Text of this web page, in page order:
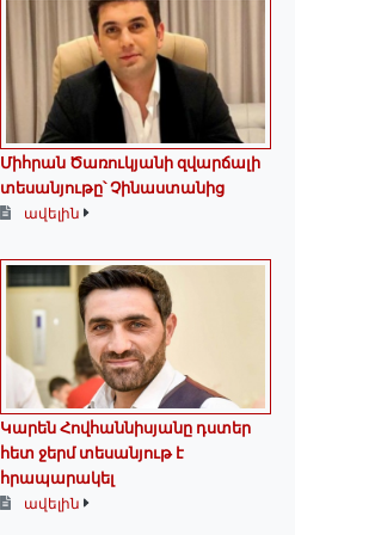
Միհրան Ծառուկյանի զվարճալի
տեսանյութը՝ Չինաստանից
ավելին
Կարեն Հովհաննիսյանը դստեր
հետ ջերմ տեսանյութ է
հրապարակել
ավելին